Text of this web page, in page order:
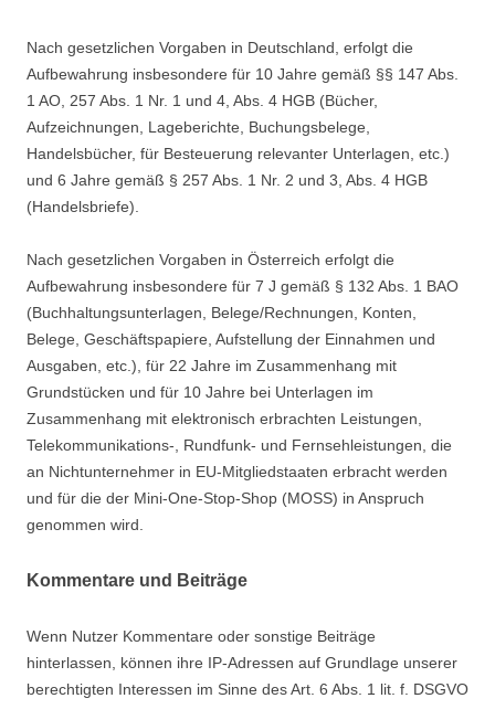
Nach gesetzlichen Vorgaben in Deutschland, erfolgt die
Aufbewahrung insbesondere für 10 Jahre gemäß §§ 147 Abs.
1 AO, 257 Abs. 1 Nr. 1 und 4, Abs. 4 HGB (Bücher,
Aufzeichnungen, Lageberichte, Buchungsbelege,
Handelsbücher, für Besteuerung relevanter Unterlagen, etc.)
und 6 Jahre gemäß § 257 Abs. 1 Nr. 2 und 3, Abs. 4 HGB
(Handelsbriefe).
Nach gesetzlichen Vorgaben in Österreich erfolgt die
Aufbewahrung insbesondere für 7 J gemäß § 132 Abs. 1 BAO
(Buchhaltungsunterlagen, Belege/Rechnungen, Konten,
Belege, Geschäftspapiere, Aufstellung der Einnahmen und
Ausgaben, etc.), für 22 Jahre im Zusammenhang mit
Grundstücken und für 10 Jahre bei Unterlagen im
Zusammenhang mit elektronisch erbrachten Leistungen,
Telekommunikations-, Rundfunk- und Fernsehleistungen, die
an Nichtunternehmer in EU-Mitgliedstaaten erbracht werden
und für die der Mini-One-Stop-Shop (MOSS) in Anspruch
genommen wird.
Kommentare und Beiträge
Wenn Nutzer Kommentare oder sonstige Beiträge
hinterlassen, können ihre IP-Adressen auf Grundlage unserer
berechtigten Interessen im Sinne des Art. 6 Abs. 1 lit. f. DSGVO